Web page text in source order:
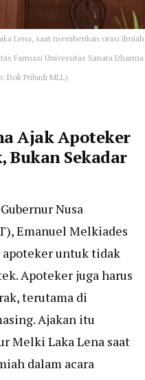
Lena, saat memberikan orasi ilmiah
Farmasi Universitas Sanata Dharma
Dok Pribadi MLL)
Ajak Apoteker
Bukan Sekadar
Nusa
Emanuel Melkiades
apoteker untuk tidak
Apoteker juga harus
terutama di
Ajakan itu
Melki Laka Lena saat
dalam acara